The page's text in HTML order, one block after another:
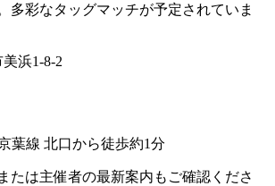
多彩なタッグマッチが予定されていま
浜1-8-2
葉線 北口から徒歩約1分
たは主催者の最新案内もご確認くださ